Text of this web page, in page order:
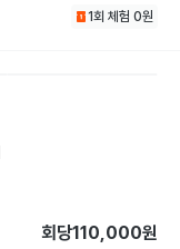
1회 체험 0원
회당110,000원